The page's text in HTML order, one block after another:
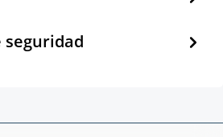
seguridad